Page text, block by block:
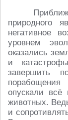
природного
негативное
уровнем
оказались
и
завершить
опускали
животных.
и